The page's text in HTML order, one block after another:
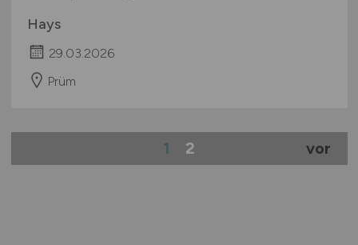
Hays
29.03.2026
Prüm
1 2 vor